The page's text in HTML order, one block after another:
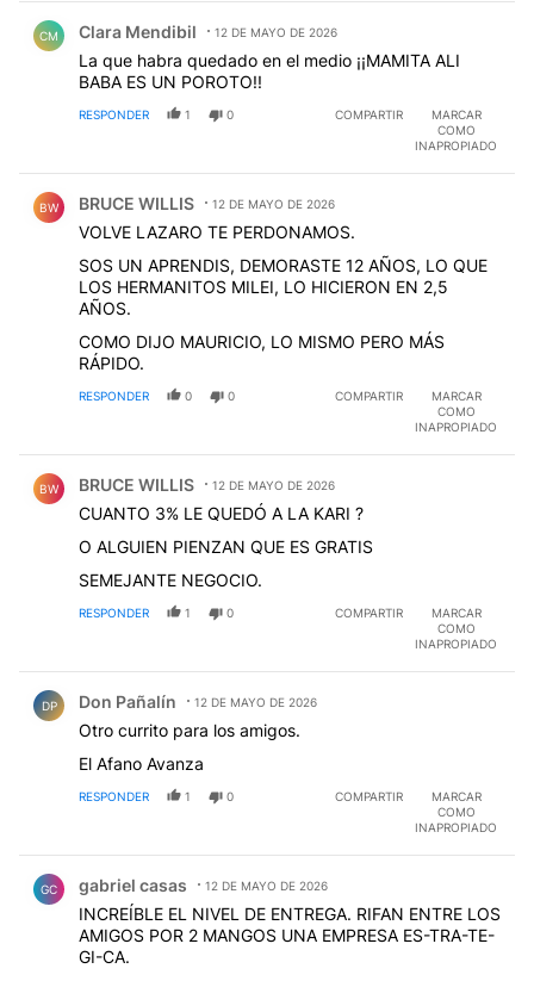
CM Clara Mendibil 12 DE MAYO DE 2026
La que habra quedado en el medio ¡¡MAMITA ALI
BABA ES UN POROTO!!
RESPONDER 1 0 COMPARTIR
MARCAR
COMO
INAPROPIADO
BW BRUCE WILLIS 12 DE MAYO DE 2026
VOLVE LAZARO TE PERDONAMOS.
SOS UN APRENDIS, DEMORASTE 12 AÑOS, LO QUE
LOS HERMANITOS MILEI, LO HICIERON EN 2,5
AÑOS.
COMO DIJO MAURICIO, LO MISMO PERO MÁS
RÁPIDO.
RESPONDER 0 0 COMPARTIR
MARCAR
COMO
INAPROPIADO
BW BRUCE WILLIS 12 DE MAYO DE 2026
CUANTO 3% LE QUEDÓ A LA KARI ?
O ALGUIEN PIENZAN QUE ES GRATIS
SEMEJANTE NEGOCIO.
RESPONDER 1 0 COMPARTIR
MARCAR
COMO
INAPROPIADO
DP Don Pañalín 12 DE MAYO DE 2026
Otro currito para los amigos.
El Afano Avanza
RESPONDER 1 0 COMPARTIR
MARCAR
COMO
INAPROPIADO
GC gabriel casas 12 DE MAYO DE 2026
INCREÍBLE EL NIVEL DE ENTREGA. RIFAN ENTRE LOS
AMIGOS POR 2 MANGOS UNA EMPRESA ES-TRA-TE-
GI-CA.